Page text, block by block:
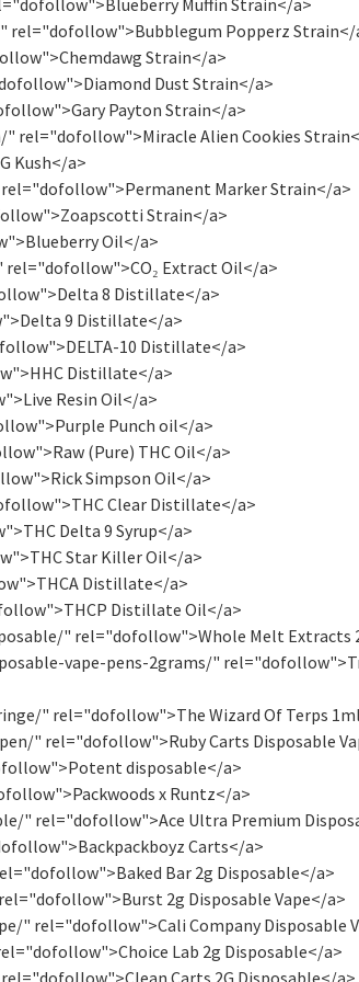
Popperz Strain</
Strain</a>
Dust Strain</a>
Payton Strain</a>
Alien Cookies
Kush</a>
Marker Strain</a>
Strain</a>
Oil</a>
Extract Oil</a>
8 Distillate</a>
9 Distillate</a>
10 Distillate</a>
Distillate</a>
Resin Oil</a>
Punch oil</a>
(Pure) THC Oil</a>
Simpson Oil</a>
Clear Distillate</a>
Delta 9 Syrup</a>
Star Killer Oil</a>
Distillate</a>
Distillate Oil</a>
" rel="dofollow">Whole Melt Extracts
vape-pens-2grams/"
" rel="dofollow">The Wizard Of Terps
" rel="dofollow">Ruby Carts Disposable
disposable</a>
x Runtz</a>
" rel="dofollow">Ace Ultra Premium
Carts</a>
Bar 2g Disposable</a>
2g Disposable Vape​</a>
" rel="dofollow">Cali Company Disposable
Lab 2g Disposable</a>
Carts 2G Disposable</a>